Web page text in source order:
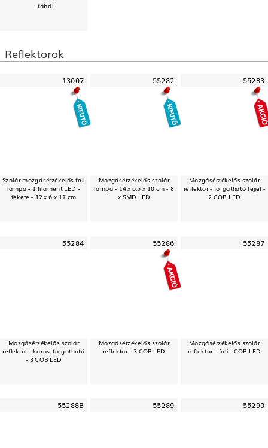
- fából
Reflektorok
13007
Szolár mozgásérzékelős fali
lámpa - 1 filament LED -
fekete - 12 x 6 x 17 cm
55282
Mozgásérzékelős szolár
lámpa - 14 x 6,5 x 10 cm - 8
x SMD LED
55283
Mozgásérzékelős szolár
reflektor - forgatható fejjel -
2 COB LED
55284
Mozgásérzékelős szolár
reflektor - karos, forgatható
- 3 COB LED
55286
Mozgásérzékelős szolár
reflektor - 3 COB LED
55287
Mozgásérzékelős szolár
reflektor - fali - COB LED
55288B 55289 55290